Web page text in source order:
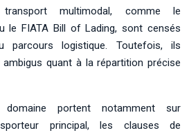
multimodal, comme le
le FIATA Bill of Lading, sont censés
parcours logistique. Toutefois, ils
ambigus quant à la répartition précise
portent notamment sur
principal, les clauses de